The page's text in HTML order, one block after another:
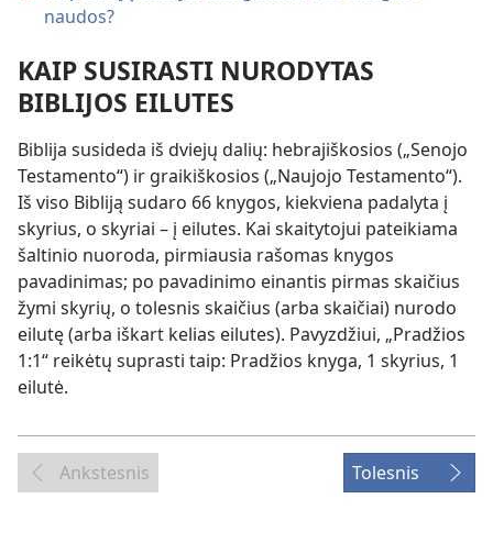
naudos?
KAIP SUSIRASTI NURODYTAS
BIBLIJOS EILUTES
Biblija susideda iš dviejų dalių: hebrajiškosios („Senojo
Testamento“) ir graikiškosios („Naujojo Testamento“).
Iš viso Bibliją sudaro 66 knygos, kiekviena padalyta į
skyrius, o skyriai – į eilutes. Kai skaitytojui pateikiama
šaltinio nuoroda, pirmiausia rašomas knygos
pavadinimas; po pavadinimo einantis pirmas skaičius
žymi skyrių, o tolesnis skaičius (arba skaičiai) nurodo
eilutę (arba iškart kelias eilutes). Pavyzdžiui, „Pradžios
1:1“ reikėtų suprasti taip: Pradžios knyga, 1 skyrius, 1
eilutė.
Ankstesnis Tolesnis